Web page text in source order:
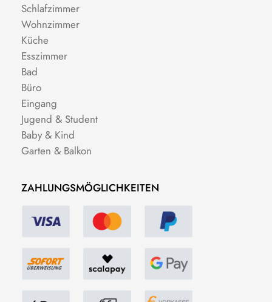
Schlafzimmer
Wohnzimmer
Küche
Esszimmer
Bad
Büro
Eingang
Jugend & Student
Baby & Kind
Garten & Balkon
ZAHLUNGSMÖGLICHKEITEN